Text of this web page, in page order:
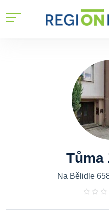
Tůma
Na Bělidle